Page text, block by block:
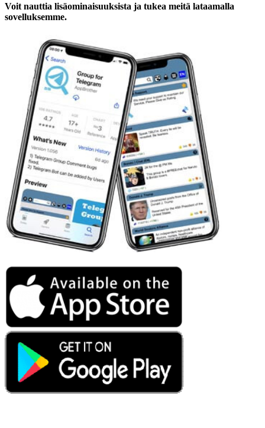
Voit nauttia lisäominaisuuksista ja tukea meitä lataamalla
sovelluksemme.